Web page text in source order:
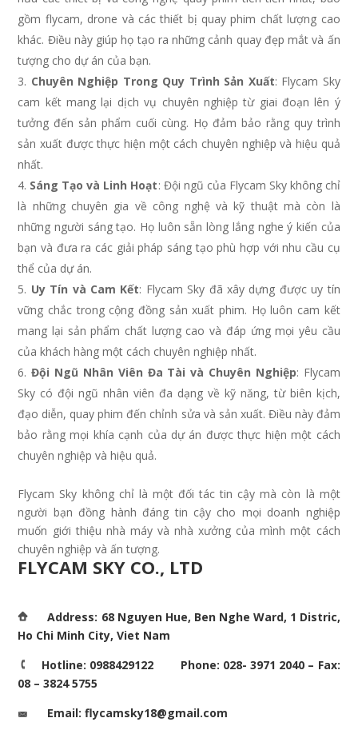
gồm flycam, drone và các thiết bị quay phim chất lượng cao
khác. Điều này giúp họ tạo ra những cảnh quay đẹp mắt và ấn
tượng cho dự án của bạn.
Chuyên Nghiệp Trong Quy Trình Sản Xuất: Flycam Sky
cam kết mang lại dịch vụ chuyên nghiệp từ giai đoạn lên ý
tưởng đến sản phẩm cuối cùng. Họ đảm bảo rằng quy trình
sản xuất được thực hiện một cách chuyên nghiệp và hiệu quả
nhất.
Sáng Tạo và Linh Hoạt: Đội ngũ của Flycam Sky không chỉ
là những chuyên gia về công nghệ và kỹ thuật mà còn là
những người sáng tạo. Họ luôn sẵn lòng lắng nghe ý kiến của
bạn và đưa ra các giải pháp sáng tạo phù hợp với nhu cầu cụ
thể của dự án.
Uy Tín và Cam Kết: Flycam Sky đã xây dựng được uy tín
vững chắc trong cộng đồng sản xuất phim. Họ luôn cam kết
mang lại sản phẩm chất lượng cao và đáp ứng mọi yêu cầu
của khách hàng một cách chuyên nghiệp nhất.
Đội Ngũ Nhân Viên Đa Tài và Chuyên Nghiệp: Flycam
Sky có đội ngũ nhân viên đa dạng về kỹ năng, từ biên kịch,
đạo diễn, quay phim đến chỉnh sửa và sản xuất. Điều này đảm
bảo rằng mọi khía cạnh của dự án được thực hiện một cách
chuyên nghiệp và hiệu quả.
Flycam Sky không chỉ là một đối tác tin cậy mà còn là một
người bạn đồng hành đáng tin cậy cho mọi doanh nghiệp
muốn giới thiệu nhà máy và nhà xưởng của mình một cách
chuyên nghiệp và ấn tượng.
FLYCAM SKY CO., LTD
Address: 68 Nguyen Hue, Ben Nghe Ward, 1 Distric,
Ho Chi Minh City, Viet Nam
Hotline: 0988429122 Phone: 028- 3971 2040 – Fax:
08 – 3824 5755
Email: flycamsky18@gmail.com